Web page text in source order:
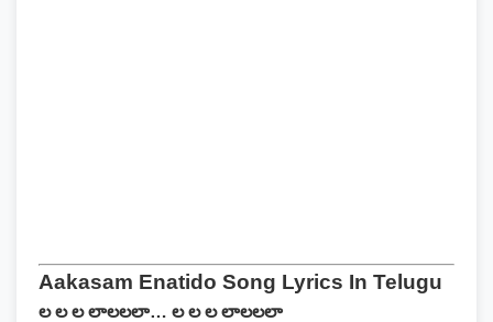
Aakasam Enatido Song Lyrics In Telugu
ల ల ల లాలలలా… ల ల ల లాలలలా